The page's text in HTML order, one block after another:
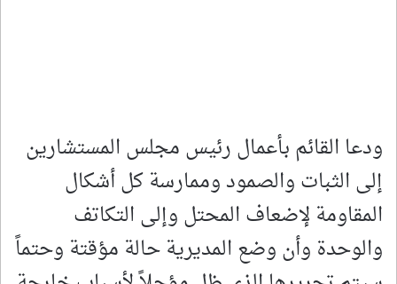
ودعا القائم بأعمال رئيس مجلس المستشارين
إلى الثبات والصمود وممارسة كل أشكال
المقاومة لإضعاف المحتل وإلى التكاتف
والوحدة وأن وضع المديرية حالة مؤقتة وحتماً